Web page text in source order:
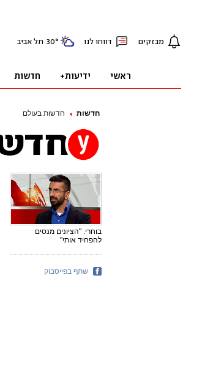
חדשות חדשות בעולם
בוחרי. "הציונים מנסים
להפחיד אותי"
שתף בפייסבוק